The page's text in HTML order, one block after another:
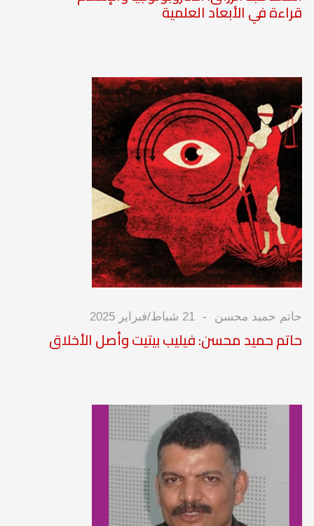
قراءة في الأبعاد العلمية
حاتم حميد محسن 21 شباط/فبراير 2025
حاتم حميد محسن: فيليب بيتيت وأصل الأخلاق